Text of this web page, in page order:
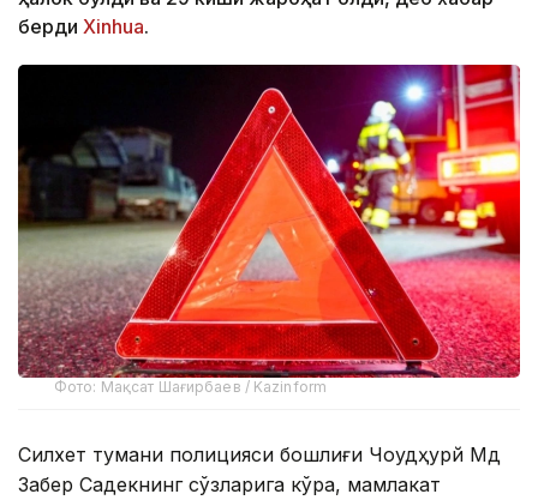
берди Xinhua.
Фото: Мақсат Шағирбаев / Kazinform
Силхет тумани полицияси бошлиғи Чоудҳурй Мд
Забер Садекнинг сўзларига кўра, мамлакат